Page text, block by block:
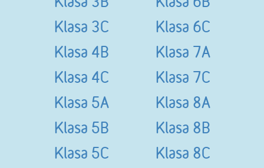
Klasa 3C
Klasa 4B
Klasa 4C
Klasa 5A
Klasa 5B
Klasa 5C
Klasa 6C
Klasa 7A
Klasa 7C
Klasa 8A
Klasa 8B
Klasa 8C